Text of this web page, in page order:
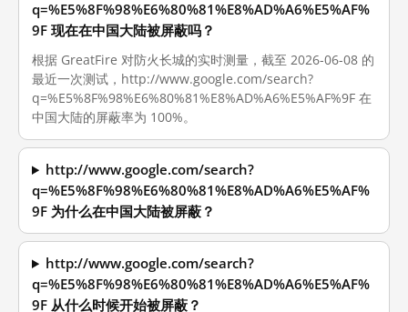
q=%E5%8F%98%E6%80%81%E8%AD%A6%E5%AF%
9F 现在在中国大陆被屏蔽吗？
根据 GreatFire 对防火长城的实时测量，截至 2026-06-08 的
最近一次测试，http://www.google.com/search?
q=%E5%8F%98%E6%80%81%E8%AD%A6%E5%AF%9F 在
中国大陆的屏蔽率为 100%。
http://www.google.com/search?
q=%E5%8F%98%E6%80%81%E8%AD%A6%E5%AF%
9F 为什么在中国大陆被屏蔽？
http://www.google.com/search?
q=%E5%8F%98%E6%80%81%E8%AD%A6%E5%AF%
9F 从什么时候开始被屏蔽？